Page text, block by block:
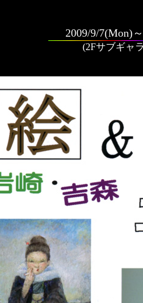
2009/9/7(Mon)
(2Fサブギャ